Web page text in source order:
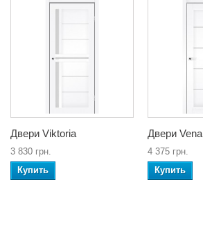
Двери Viktoria
3 830 грн.
Купить
Двери Vena
4 375 грн.
Купить